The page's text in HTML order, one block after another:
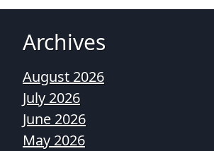
Archives
August 2026
July 2026
June 2026
May 2026